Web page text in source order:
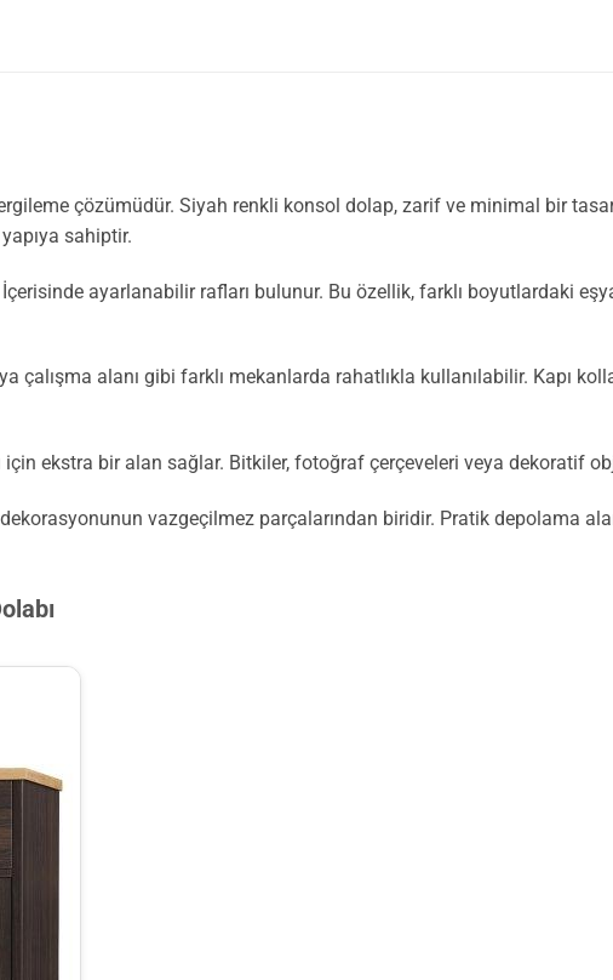
çözümüdür. Siyah renkli konsol dolap, zarif ve minimal bir
sahiptir.
ayarlanabilir rafları bulunur. Bu özellik, farklı boyutlardaki
alanı gibi farklı mekanlarda rahatlıkla kullanılabilir. Kapı
ekstra bir alan sağlar. Bitkiler, fotoğraf çerçeveleri veya dekoratif
vazgeçilmez parçalarından biridir. Pratik depolama